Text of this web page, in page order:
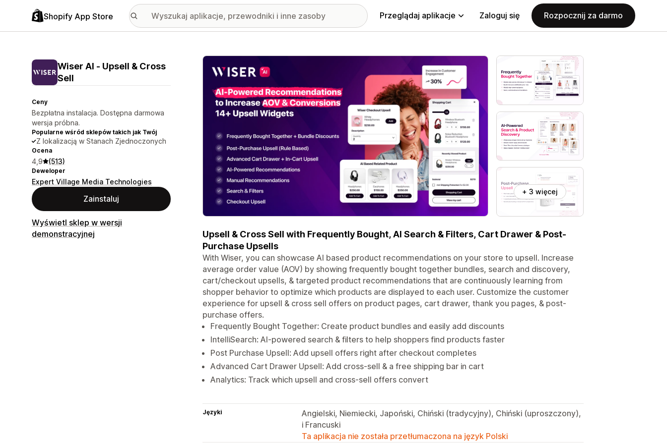
Shopify App Store Przeglądaj aplikacje Zaloguj się Rozpocznij za darmo
Wiser AI ‑ Upsell & Cross
Sell
Ceny
Bezpłatna instalacja. Dostępna darmowa
wersja próbna.
Popularne wśród sklepów takich jak Twój
Z lokalizacją w Stanach Zjednoczonych
Ocena
4,9 (513)
Deweloper
Expert Village Media Technologies
Zainstaluj
Wyświetl sklep w wersji
demonstracyjnej
Wyróżnione obrazy w galerii
+ 3 więcej
Upsell & Cross Sell with Frequently Bought, AI Search & Filters, Cart Drawer & Post-
Purchase Upsells
With Wiser, you can showcase AI based product recommendations on your store to upsell. Increase
average order value (AOV) by showing frequently bought together bundles, search and discovery,
cart/checkout upsells, & targeted product recommendations that are continuously learning from
shopper behavior to optimize which products are displayed to each user. Customize the customer
experience for upsell & cross sell offers on product pages, cart drawer, thank you pages, & post-
purchase offers.
Frequently Bought Together: Create product bundles and easily add discounts
IntelliSearch: AI-powered search & filters to help shoppers find products faster
Post Purchase Upsell: Add upsell offers right after checkout completes
Advanced Cart Drawer Upsell: Add cross-sell & a free shipping bar in cart
Analytics: Track which upsell and cross-sell offers convert
Języki
Angielski, Niemiecki, Japoński, Chiński (tradycyjny), Chiński (uproszczony),
i Francuski
Ta aplikacja nie została przetłumaczona na język Polski